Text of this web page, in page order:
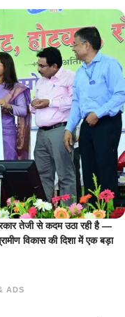
तेजी से कदम उठा रही है —
विकास की दिशा में एक बड़ा
ADS